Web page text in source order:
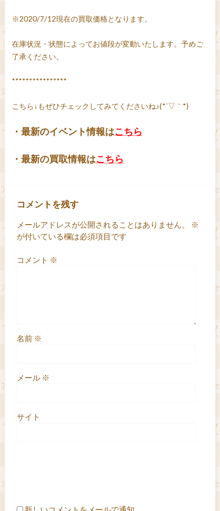
※2020/7/12現在の買取価格となります。
在庫状況・状態によってお値段が変動いたします。予めご
了承ください。
****************
こちら↓もぜひチェックしてみてくださいね♪(*´▽｀*)
・最新のイベント情報はこちら
・最新の買取情報はこちら
コメントを残す
メールアドレスが公開されることはありません。
※
が付いている欄は必須項目です
コメント ※
名前 ※
メール ※
サイト